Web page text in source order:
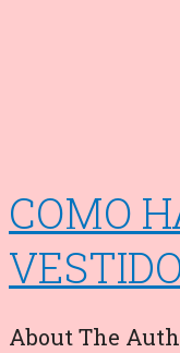
COMO
About The